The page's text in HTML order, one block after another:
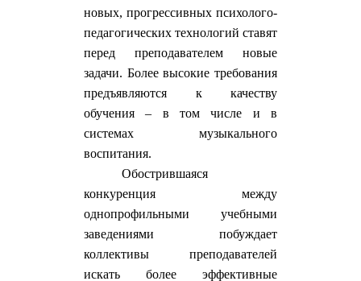
новых, прогрессивных психолого-
педагогических технологий ставят
перед преподавателем новые
задачи. Более высокие требования
предъявляются к качеству
обучения – в том числе и в
системах музыкального
воспитания.
Обострившаяся
конкуренция между
однопрофильными учебными
заведениями побуждает
коллективы преподавателей
искать более эффективные